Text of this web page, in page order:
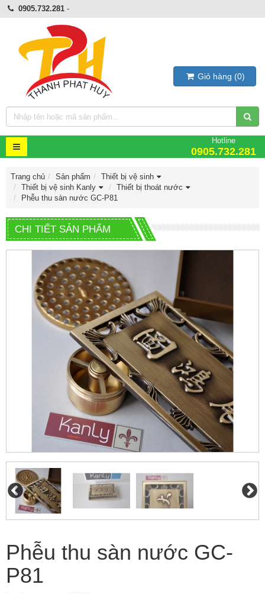
0905.732.281-
Giỏ hàng (0)
Hotline
0905.732.281
Trang chủ Sản phẩm
Thiết bị vệ sinh
Thiết bị vệ sinh Kanly
Thiết bị thoát nước
Phễu thu sàn nước GC-P81
CHI TIẾT SẢN PHẨM
Phễu thu sàn nước GC-
P81